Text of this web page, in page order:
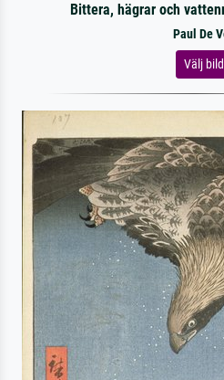
Bittera, hägrar och
Paul De
Välj bild